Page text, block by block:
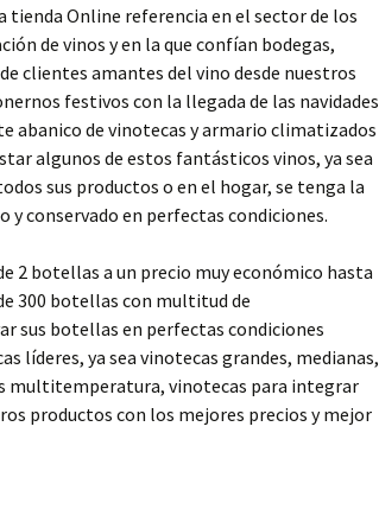
Online referencia en el sector de los
de vinos y en la que confían bodegas,
clientes amantes del vino desde nuestros
festivos con la llegada de las navidades
abanico de vinotecas y armario climatizados
algunos de estos fantásticos vinos, ya sea
sus productos o en el hogar, se tenga la
y conservado en perfectas condiciones.
2 botellas a un precio muy económico hasta
300 botellas con multitud de
sus botellas en perfectas condiciones
líderes, ya sea vinotecas grandes, medianas,
multitemperatura, vinotecas para integrar
productos con los mejores precios y mejor